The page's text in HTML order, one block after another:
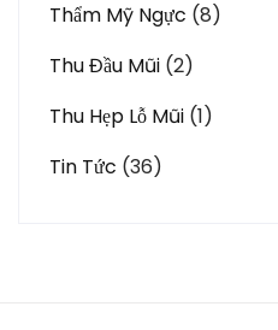
Thẩm Mỹ Ngực (8)
Thu Đầu Mũi (2)
Thu Hẹp Lỗ Mũi (1)
Tin Tức (36)